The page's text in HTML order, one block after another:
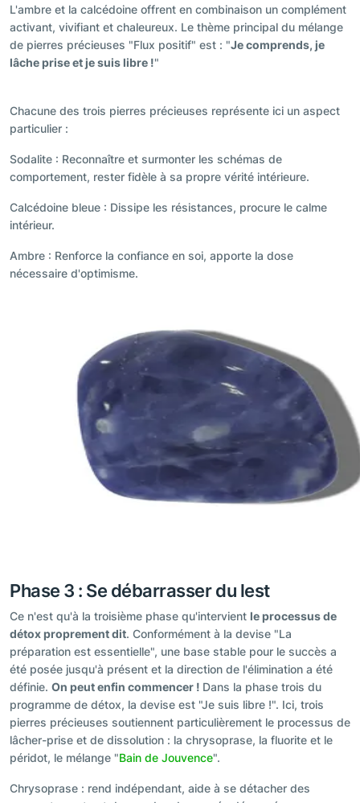
L'ambre et la calcédoine offrent en combinaison un complément
activant, vivifiant et chaleureux. Le thème principal du mélange
de pierres précieuses "Flux positif" est : "Je comprends, je
lâche prise et je suis libre !"
Chacune des trois pierres précieuses représente ici un aspect
particulier :
Sodalite : Reconnaître et surmonter les schémas de
comportement, rester fidèle à sa propre vérité intérieure.
Calcédoine bleue : Dissipe les résistances, procure le calme
intérieur.
Ambre : Renforce la confiance en soi, apporte la dose
nécessaire d'optimisme.
Phase 3 : Se débarrasser du lest
Ce n'est qu'à la troisième phase qu'intervient le processus de
détox proprement dit. Conformément à la devise "La
préparation est essentielle", une base stable pour le succès a
été posée jusqu'à présent et la direction de l'élimination a été
définie. On peut enfin commencer ! Dans la phase trois du
programme de détox, la devise est "Je suis libre !". Ici, trois
pierres précieuses soutiennent particulièrement le processus de
lâcher-prise et de dissolution : la chrysoprase, la fluorite et le
péridot, le mélange "Bain de Jouvence".
Chrysoprase : rend indépendant, aide à se détacher des